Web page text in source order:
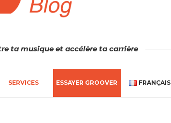
ta musique et accélère ta carrière
SERVICES ESSAYER GROOVER FRANÇAIS